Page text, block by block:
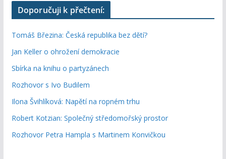
Doporučuji k přečtení:
Tomáš Březina: Česká republika bez dětí?
Jan Keller o ohrožení demokracie
Sbírka na knihu o partyzánech
Rozhovor s Ivo Budilem
Ilona Švihlíková: Napětí na ropném trhu
Robert Kotzian: Společný středomořský prostor
Rozhovor Petra Hampla s Martinem Konvičkou